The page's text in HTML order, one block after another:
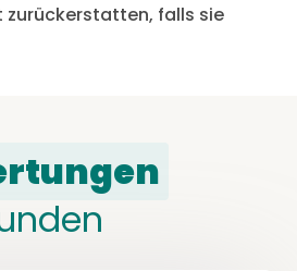
zurückerstatten, falls sie